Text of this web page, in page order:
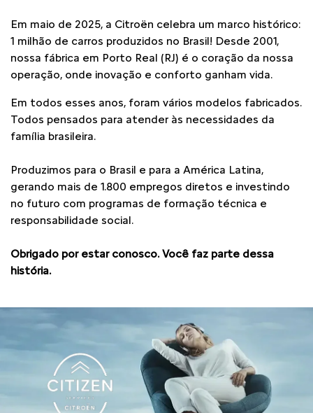
Em maio de 2025, a Citroën celebra um marco histórico:
1 milhão de carros produzidos no Brasil! Desde 2001,
nossa fábrica em Porto Real (RJ) é o coração da nossa
operação, onde inovação e conforto ganham vida.
Em todos esses anos, foram vários modelos fabricados.
Todos pensados para atender às necessidades da
família brasileira.
Produzimos para o Brasil e para a América Latina,
gerando mais de 1.800 empregos diretos e investindo
no futuro com programas de formação técnica e
responsabilidade social.
Obrigado por estar conosco. Você faz parte dessa
história.